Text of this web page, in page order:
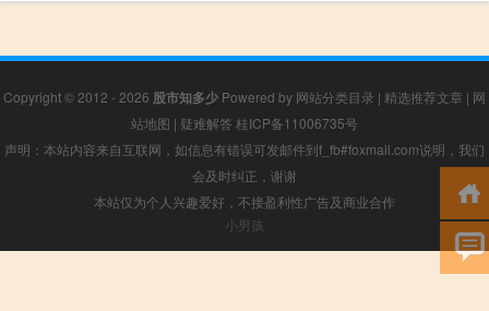
Copyright © 2012 - 2026 股市知多少 Powered by 网站分类目录 | 精选推荐文章 | 网
站地图 | 疑难解答 桂ICP备11006735号
声明：本站内容来自互联网，如信息有错误可发邮件到f_fb#foxmail.com说明，我们
会及时纠正，谢谢
本站仅为个人兴趣爱好，不接盈利性广告及商业合作
小男孩